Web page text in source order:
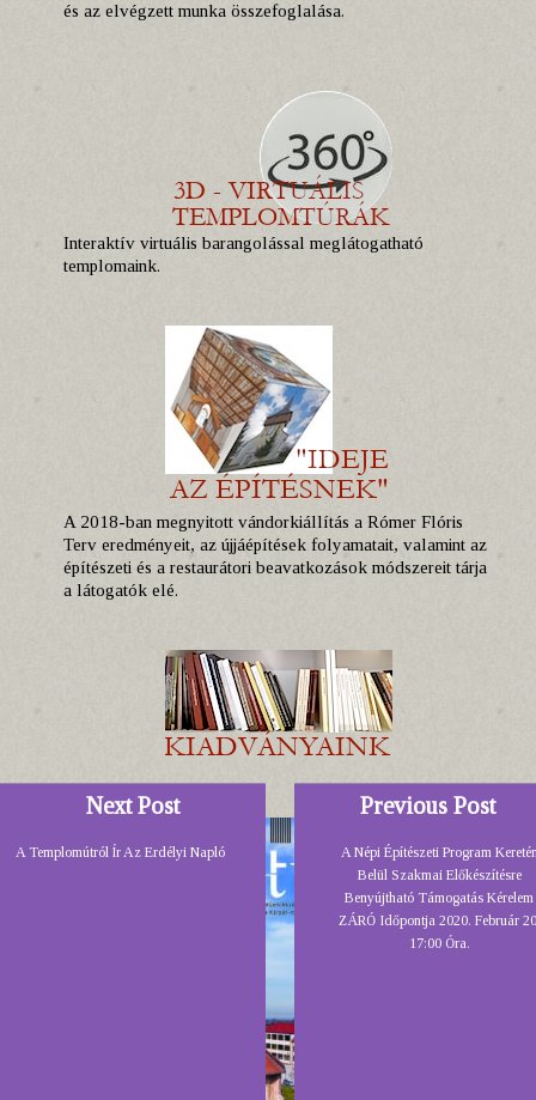
és az elvégzett munka összefoglalása.
Interaktív virtuális barangolással meglátogatható
templomaink.
A 2018-ban megnyitott vándorkiállítás a Rómer Flóris
Terv eredményeit, az újjáépítések folyamatait, valamint az
építészeti és a restaurátori beavatkozások módszereit tárja
a látogatók elé.
Previous Post
A Népi Építészeti Program
Belül Szakmai Előkészítésre
Benyújtható Támogatás Kérelem
ZÁRÓ Időpontja 2020. Február
17:00 Óra.
Next Post
A Templomútról Ír Az Erdélyi Napló